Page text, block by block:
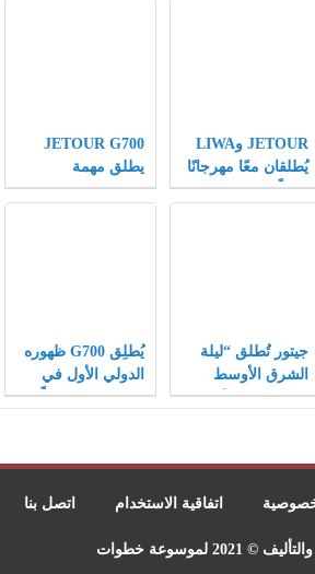
JETOUR وLIWA
يُطلقان معًا مهرجانًا
عالميًّا لعشاق الطرق
JETOUR G700
يطلق مهمة
“Wilderness
جيتور تُطلق “ليلة
الشرق الأوسط
الهجينة” في عُمان
يُطلِق G700 ظهوره
الدولي الأول في
دبي، مُفتتحًا فصلًا
المركبات الهجينة
الوعرة
اتفاقية الاستخدام اتصل بنا
لموسوعة خطوات